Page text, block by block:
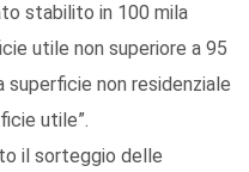
stabilito in 100 mila
utile non superiore a 95
superficie non residenziale
utile”.
il sorteggio delle